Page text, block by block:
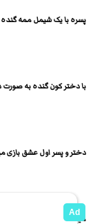
پسره با یک شیمل ممه
با دختر کون گنده به صورت
دختر و پسر اول عشق بازی
میلف لاغر حشری بدن